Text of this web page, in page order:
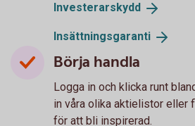
Investerarskydd
Insättningsgaranti
Börja handla
Logga in och klicka runt
in våra olika aktielistor eller
för att bli inspirerad.